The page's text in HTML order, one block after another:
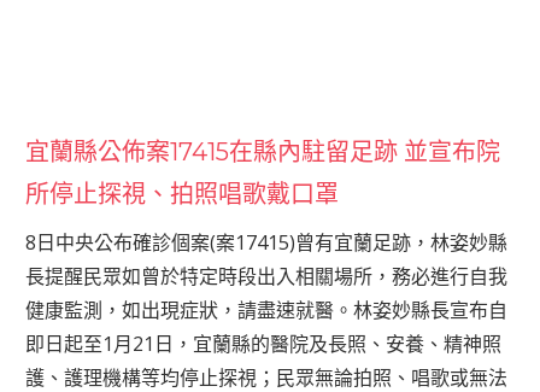
宜蘭縣公佈案17415在縣內駐留足跡 並宣布院
所停止探視、拍照唱歌戴口罩
8日中央公布確診個案(案17415)曾有宜蘭足跡，林姿妙縣
長提醒民眾如曾於特定時段出入相關場所，務必進行自我
健康監測，如出現症狀，請盡速就醫。林姿妙縣長宣布自
即日起至1月21日，宜蘭縣的醫院及長照、安養、精神照
護、護理機構等均停止探視；民眾無論拍照、唱歌或無法